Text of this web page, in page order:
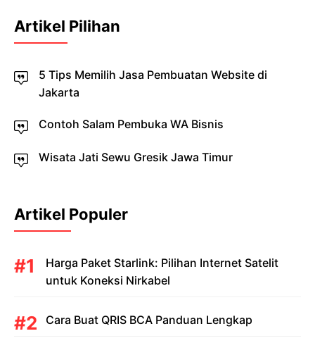
Artikel Pilihan
5 Tips Memilih Jasa Pembuatan Website di
Jakarta
Contoh Salam Pembuka WA Bisnis
Wisata Jati Sewu Gresik Jawa Timur
Artikel Populer
Harga Paket Starlink: Pilihan Internet Satelit
untuk Koneksi Nirkabel
Cara Buat QRIS BCA Panduan Lengkap